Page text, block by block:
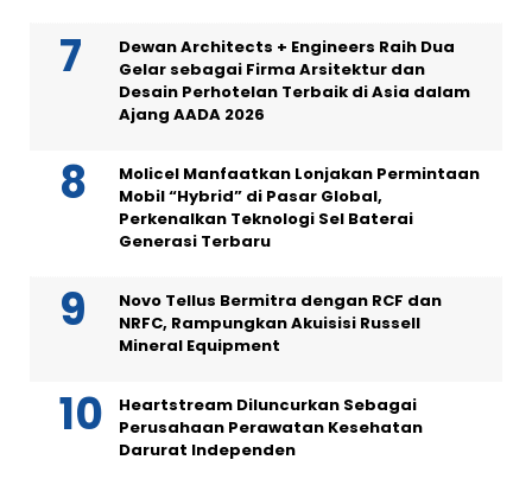
Dewan Architects + Engineers Raih Dua
Gelar sebagai Firma Arsitektur dan
Desain Perhotelan Terbaik di Asia dalam
Ajang AADA 2026
Molicel Manfaatkan Lonjakan Permintaan
Mobil “Hybrid” di Pasar Global,
Perkenalkan Teknologi Sel Baterai
Generasi Terbaru
Novo Tellus Bermitra dengan RCF dan
NRFC, Rampungkan Akuisisi Russell
Mineral Equipment
Heartstream Diluncurkan Sebagai
Perusahaan Perawatan Kesehatan
Darurat Independen